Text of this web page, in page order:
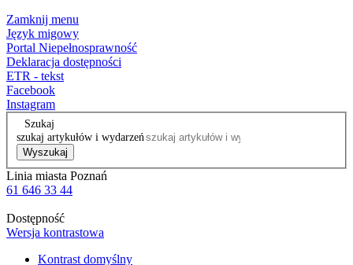
Zamknij menu
Język migowy
Portal Niepełnosprawność
Deklaracja dostępności
ETR - tekst
Facebook
Instagram
Szukaj
szukaj artykułów i wydarzeń
Wyszukaj
Linia miasta Poznań
61 646 33 44
Dostępność
Wersja kontrastowa
Kontrast domyślny